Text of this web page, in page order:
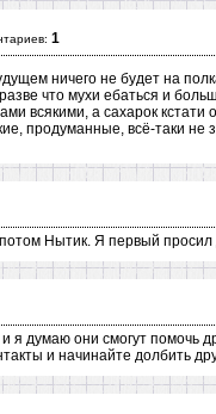
1
ничего не будет на
что мухи ебаться и
всякими, а сахарок кстати
продуманные, всё-таки не
Нытик. Я первый просил
думаю они смогут помочь
и начинайте долбить